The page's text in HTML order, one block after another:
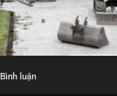
Bình luận